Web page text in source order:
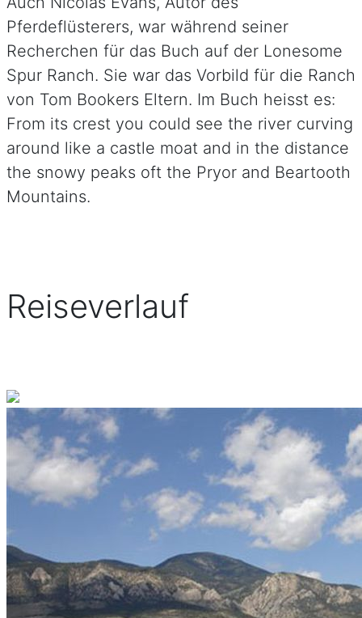
Pferdeflüsterers, war während seiner
Recherchen für das Buch auf der Lonesome
Spur Ranch. Sie war das Vorbild für die Ranch
von Tom Bookers Eltern. Im Buch heisst es:
From its crest you could see the river curving
around like a castle moat and in the distance
the snowy peaks oft the Pryor and Beartooth
Mountains.
Reiseverlauf